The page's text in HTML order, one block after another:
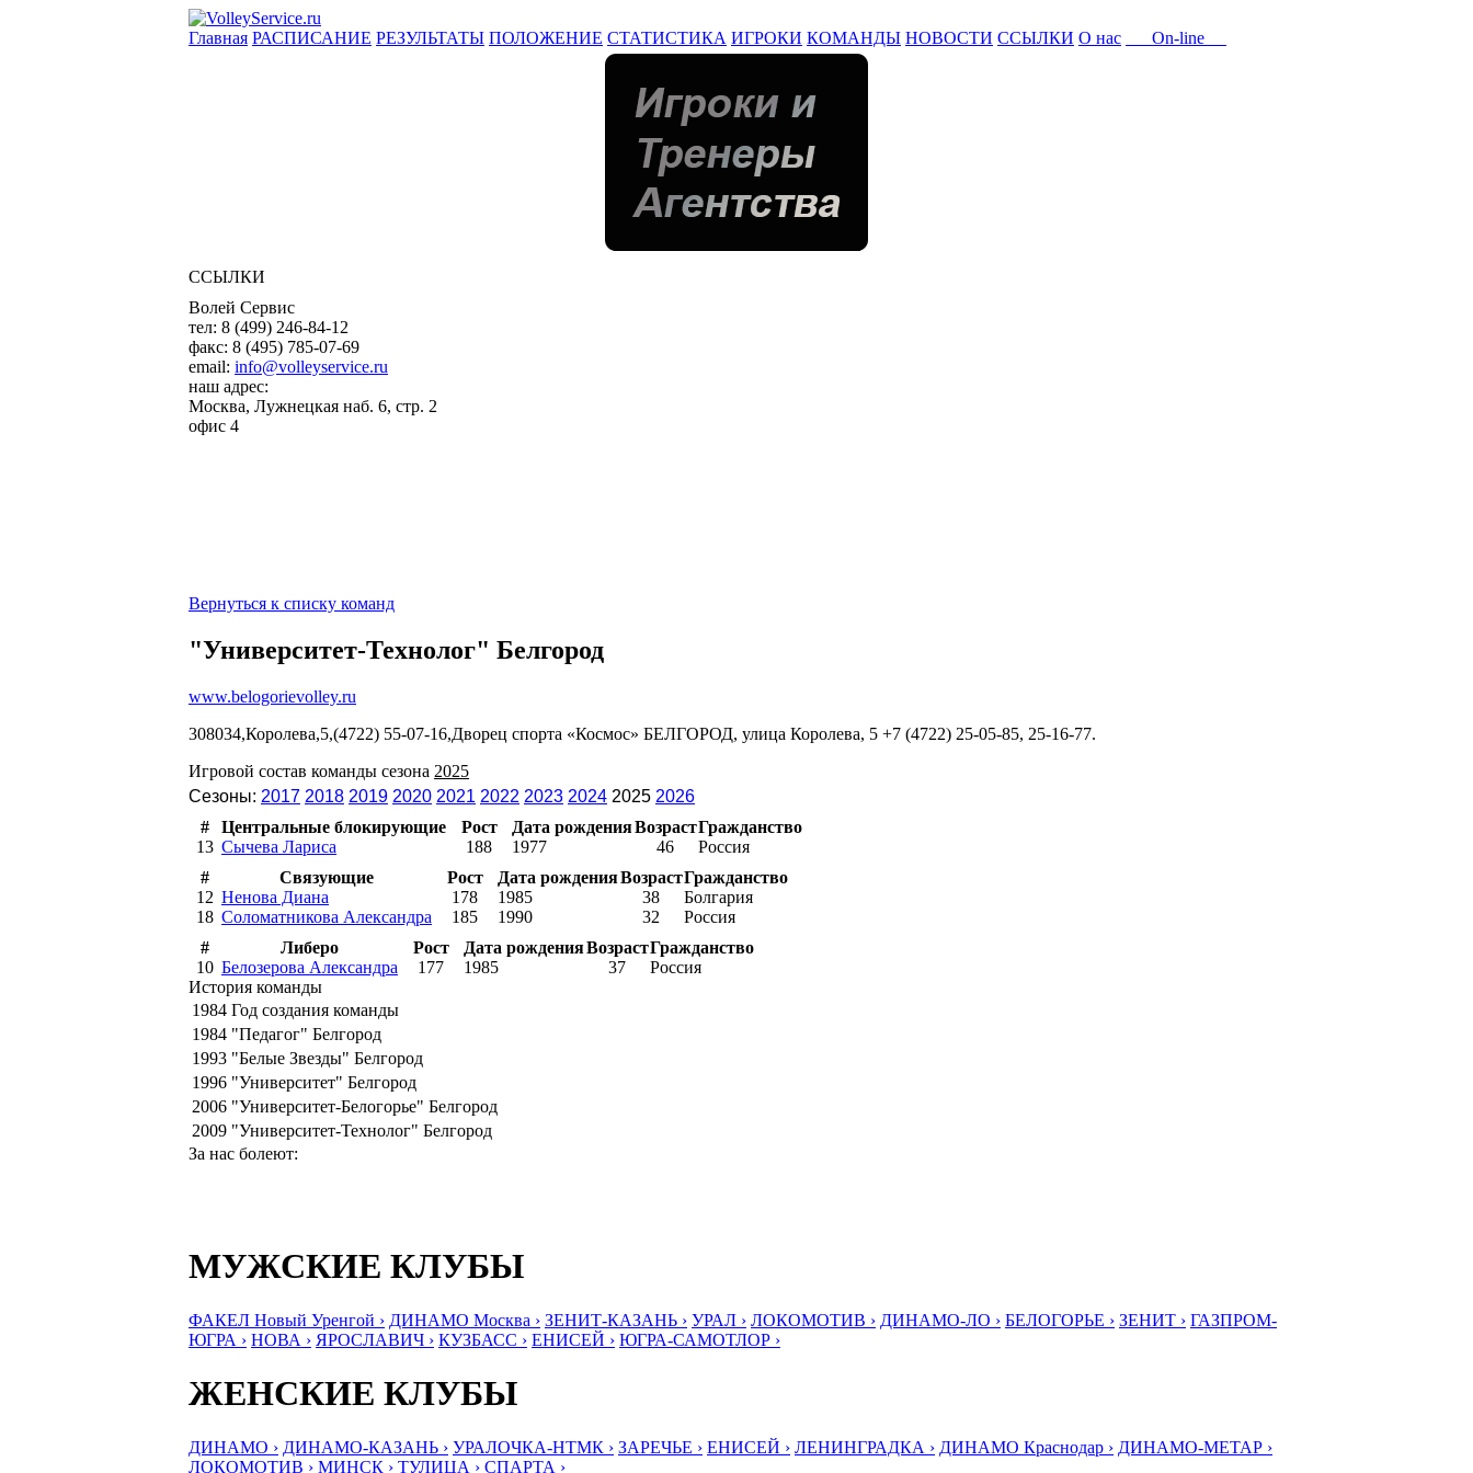
Главная РАСПИСАНИЕ РЕЗУЛЬТАТЫ ПОЛОЖЕНИЕ СТАТИСТИКА ИГРОКИ КОМАНДЫ НОВОСТИ ССЫЛКИ О нас On-line
ССЫЛКИ
Волей Сервис
тел: 8 (499) 246-84-12
факс: 8 (495) 785-07-69
email: info@volleyservice.ru
наш адрес:
Москва, Лужнецкая наб. 6, стр. 2
офис 4
Вернуться к списку команд
"Университет-Технолог" Белгород
www.belogorievolley.ru
308034,Королева,5,(4722) 55-07-16,Дворец спорта «Космос» БЕЛГОРОД, улица Королева, 5 +7 (4722) 25-05-85, 25-16-77.
Игровой состав команды сезона 2025
Сезоны: 2017 2018 2019 2020 2021 2022 2023 2024 2025 2026
#
Центральные блокирующие Рост Дата рожденияВозрастГражданство
13 Сычева Лариса 188 1977 46
Россия
#
Связующие Рост Дата рожденияВозрастГражданство
12 Ненова Диана 178 1985 38
Болгария
18 Соломатникова Александра 185 1990 32
Россия
#
Либеро Рост Дата рожденияВозрастГражданство
10 Белозерова Александра 177 1985 37
Россия
История команды
1984 Год создания команды
1984 "Педагог" Белгород
1993 "Белые Звезды" Белгород
1996 "Университет" Белгород
2006 "Университет-Белогорье" Белгород
2009 "Университет-Технолог" Белгород
За нас болеют:
МУЖСКИЕ КЛУБЫ
ФАКЕЛ Новый Уренгой › ДИНАМО Москва › ЗЕНИТ-КАЗАНЬ › УРАЛ › ЛОКОМОТИВ › ДИНАМО-ЛО › БЕЛОГОРЬЕ › ЗЕНИТ › ГАЗПРОМ-
ЮГРА › НОВА › ЯРОСЛАВИЧ › КУЗБАСС › ЕНИСЕЙ › ЮГРА-САМОТЛОР ›
ЖЕНСКИЕ КЛУБЫ
ДИНАМО › ДИНАМО-КАЗАНЬ › УРАЛОЧКА-НТМК › ЗАРЕЧЬЕ › ЕНИСЕЙ › ЛЕНИНГРАДКА › ДИНАМО Краснодар › ДИНАМО-МЕТАР ›
ЛОКОМОТИВ › МИНСК › ТУЛИЦА › СПАРТА ›